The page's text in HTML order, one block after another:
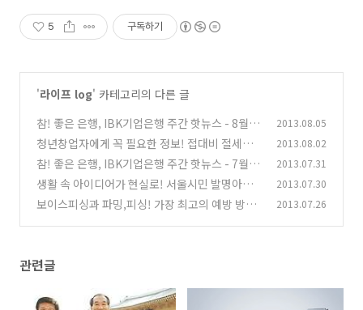
5 구독하기
'라이프 log' 카테고리의 다른 글
참! 좋은 은행, IBK기업은행 주간 핫뉴스 - 8월 1
주차
(0)
2013.08.05
청년창업자에게 꼭 필요한 정보! 접대비 절세방
안!
(0)
2013.08.02
참! 좋은 은행, IBK기업은행 주간 핫뉴스 - 7월 4
주차 (0)
2013.07.31
생활 속 아이디어가 현실로! 서울시민 발명아이
디어 공모전 (2)
2013.07.30
보이스피싱과 파밍,피싱! 가장 최고의 예방 방법
2013.07.26
관련글